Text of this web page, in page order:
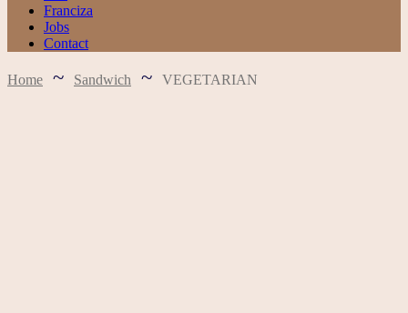
Franciza
Jobs
Contact
Home Sandwich VEGETARIAN